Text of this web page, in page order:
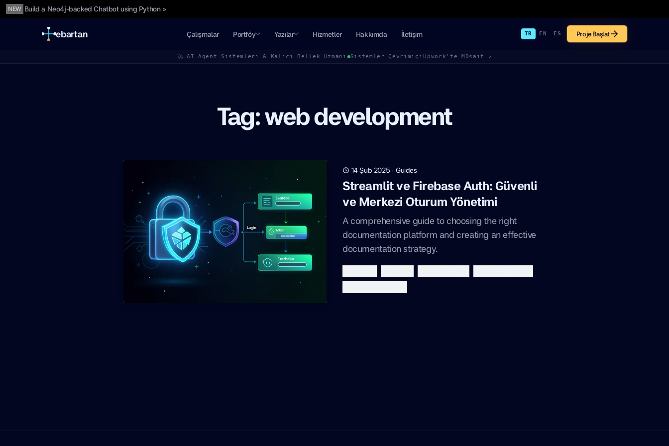
NEW Build a Neo4j-backed Chatbot using Python »
ebartan Çalışmalar Portföy Yazılar Hizmetler Hakkımda İletişim TR EN ES Proje Başlat
🚀 AI Agent Sistemleri & Kalıcı Bellek Uzmanı Sistemler Çevrimiçi Upwork'te Müsait ↗
Tag: web development
14 Şub 2025 · Guides
Streamlit ve Firebase Auth: Güvenli
ve Merkezi Oturum Yönetimi
A comprehensive guide to choosing the right
documentation platform and creating an effective
documentation strategy.